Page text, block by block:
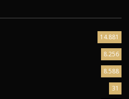
14.881
8.256
8.588
31